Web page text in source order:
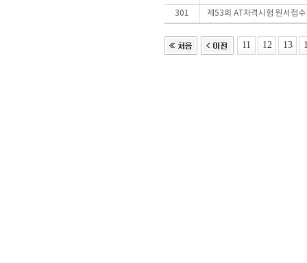
301 제53회 AT자격시험 원서접
11 12 13